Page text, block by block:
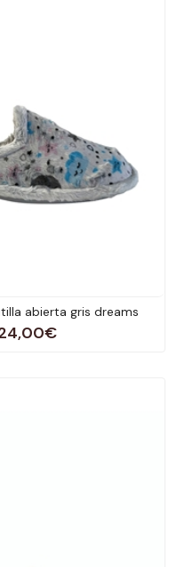
abierta gris dreams